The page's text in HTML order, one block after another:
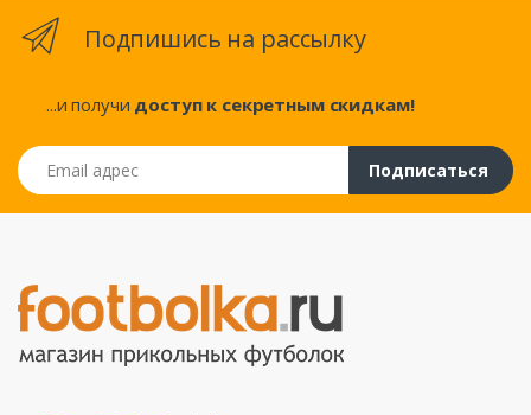
Подпишись на рассылку
...и получи доступ к секретным скидкам!
Email адрес
Подписаться